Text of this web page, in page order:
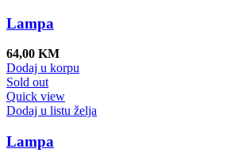
Lampa
64,00 KM
Dodaj u korpu
Sold out
Quick view
Dodaj u listu želja
Lampa